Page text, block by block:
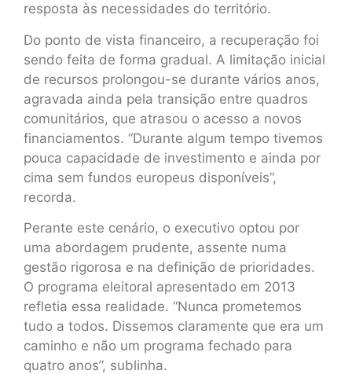
resposta às necessidades do território.
Do ponto de vista financeiro, a recuperação foi
sendo feita de forma gradual. A limitação inicial
de recursos prolongou-se durante vários anos,
agravada ainda pela transição entre quadros
comunitários, que atrasou o acesso a novos
financiamentos. “Durante algum tempo tivemos
pouca capacidade de investimento e ainda por
cima sem fundos europeus disponíveis”,
recorda.
Perante este cenário, o executivo optou por
uma abordagem prudente, assente numa
gestão rigorosa e na definição de prioridades.
O programa eleitoral apresentado em 2013
refletia essa realidade. “Nunca prometemos
tudo a todos. Dissemos claramente que era um
caminho e não um programa fechado para
quatro anos”, sublinha.